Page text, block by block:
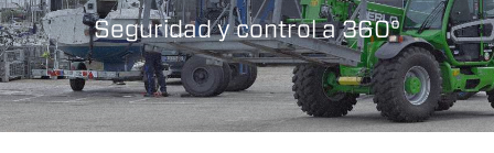
Seguridad y control a 360°